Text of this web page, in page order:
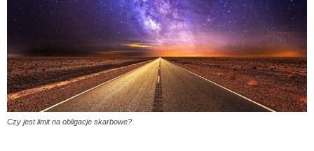
Czy jest limit na obligacje skarbowe?